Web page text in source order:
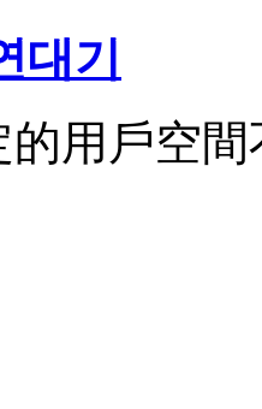
대기
用戶空間